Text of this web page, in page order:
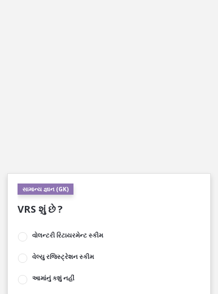
સામાન્ય જ્ઞાન (GK)
VRS શું છે ?
વોલન્ટરી રિટાયરમેન્ટ સ્કીમ
વેલ્યુ રજિસ્ટ્રેશન સ્કીમ
આમાંનું કશું નહીં